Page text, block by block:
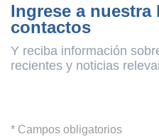
Ingrese a nuestra
contactos
Y reciba información
recientes y noticias
* Campos obligatorios